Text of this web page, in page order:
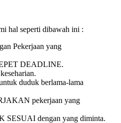
hal seperti dibawah ini :
Pekerjaan yang
DEADLINE.
duduk berlama-lama
pekerjaan yang
SESUAI dengan yang diminta.